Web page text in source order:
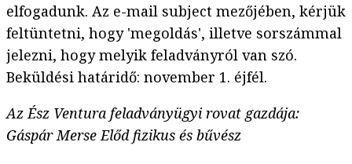
elfogadunk. Az e-mail subject mezőjében, kérjük
feltüntetni, hogy 'megoldás', illetve sorszámmal
jelezni, hogy melyik feladványról van szó.
Beküldési határidő: november 1. éjfél.
Az Ész Ventura feladványügyi rovat gazdája:
Gáspár Merse Előd fizikus és bűvész